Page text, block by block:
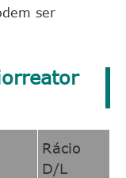
ser
Rácio
D/L